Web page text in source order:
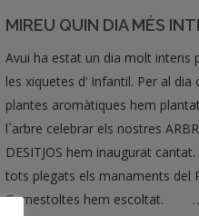
MIREU QUIN DIA MÉS
Avui ha estat un dia molt intens
les xiquetes d’ Infantil. Per al
plantes aromàtiques hem
l`arbre celebrar els nostres
DESITJOS hem inaugurat
tots plegats els manaments del
Carnestoltes hem escoltat.